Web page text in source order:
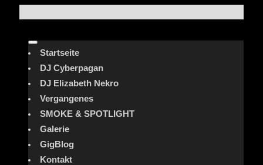
Startseite
DJ Cyberpagan
DJ Elizabeth Nekro
Vergangenes
SMOKE & SPOTLIGHT
Galerie
GigBlog
Kontakt